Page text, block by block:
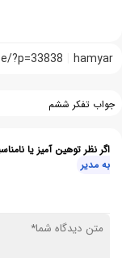
hamyar
?p=33838
جواب تفکر ششم
اگر نظر توهین آمیز یا
به مدیر